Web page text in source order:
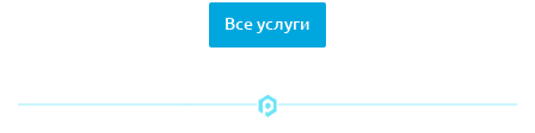
Все услуги